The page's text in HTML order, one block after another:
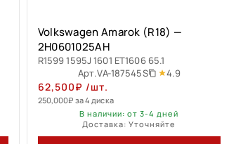
Volkswagen Amarok (R18) —
2H0601025AH
R1599 1595J 1601 ET1606 65.1
Арт.VA-187545S 4.9
62,500₽ /шт.
250,000₽ за 4 диска
В наличии: от 3-4 дней
Доставка: Уточняйте